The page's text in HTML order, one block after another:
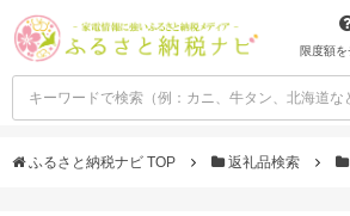
限度額を
ふるさと納税ナビ TOP 返礼品検索